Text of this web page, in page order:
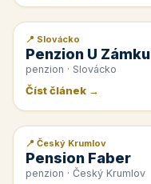
📰 PR článek
📍 Slovácko
Penzion U Zámku
penzion · Slovácko
Číst článek →
📰 PR článek
📍 Český Krumlov
Pension Faber
penzion · Český Krumlov